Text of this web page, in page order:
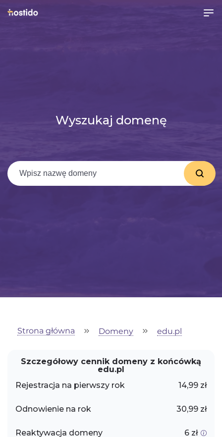
Wyszukaj domenę
Strona główna Domeny edu.pl
Szczegółowy cennik domeny z końcówką
edu.pl
Rejestracja na pierwszy rok
14,99 zł
Odnowienie na rok 30,99 zł
Reaktywacja domeny 6 zł